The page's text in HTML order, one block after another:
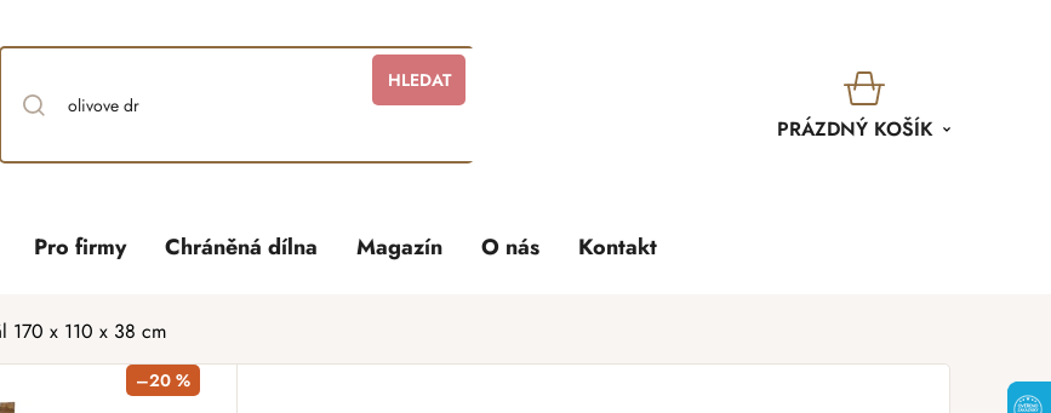
HLEDAT
KOŠÍK
PRÁZDNÝ KOŠÍK
Pro firmy Chráněná dílna Magazín O nás Kontakt
170 x 110 x 38 cm
–20 %